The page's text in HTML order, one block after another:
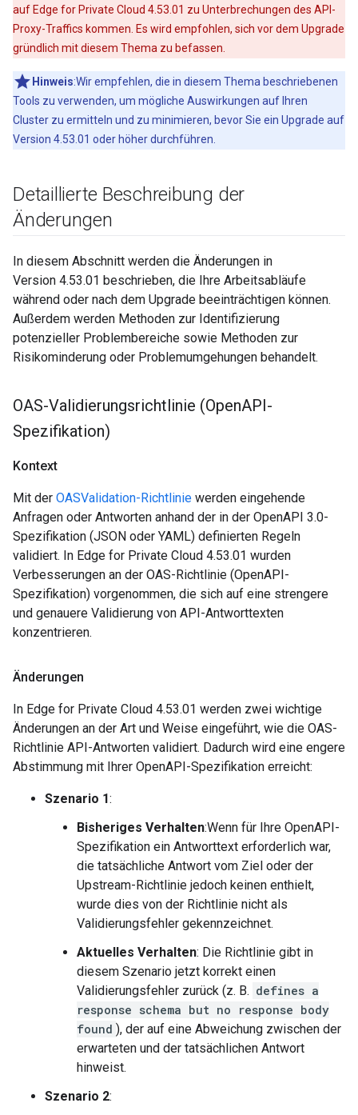
auf Edge for Private Cloud 4.53.01 zu Unterbrechungen des API-
Proxy-Traffics kommen. Es wird empfohlen, sich vor dem Upgrade
gründlich mit diesem Thema zu befassen.
Hinweis:Wir empfehlen, die in diesem Thema beschriebenen
Tools zu verwenden, um mögliche Auswirkungen auf Ihren
Cluster zu ermitteln und zu minimieren, bevor Sie ein Upgrade auf
Version 4.53.01 oder höher durchführen.
Detaillierte Beschreibung der
Änderungen
In diesem Abschnitt werden die Änderungen in
Version 4.53.01 beschrieben, die Ihre Arbeitsabläufe
während oder nach dem Upgrade beeinträchtigen können.
Außerdem werden Methoden zur Identifizierung
potenzieller Problembereiche sowie Methoden zur
Risikominderung oder Problemumgehungen behandelt.
OAS-Validierungsrichtlinie (OpenAPI-
Spezifikation)
Kontext
Mit der OASValidation-Richtlinie werden eingehende
Anfragen oder Antworten anhand der in der OpenAPI 3.0-
Spezifikation (JSON oder YAML) definierten Regeln
validiert. In Edge for Private Cloud 4.53.01 wurden
Verbesserungen an der OAS-Richtlinie (OpenAPI-
Spezifikation) vorgenommen, die sich auf eine strengere
und genauere Validierung von API-Antworttexten
konzentrieren.
Änderungen
In Edge for Private Cloud 4.53.01 werden zwei wichtige
Änderungen an der Art und Weise eingeführt, wie die OAS-
Richtlinie API-Antworten validiert. Dadurch wird eine engere
Abstimmung mit Ihrer OpenAPI-Spezifikation erreicht:
Szenario 1:
Bisheriges Verhalten:Wenn für Ihre OpenAPI-
Spezifikation ein Antworttext erforderlich war,
die tatsächliche Antwort vom Ziel oder der
Upstream-Richtlinie jedoch keinen enthielt,
wurde dies von der Richtlinie nicht als
Validierungsfehler gekennzeichnet.
Aktuelles Verhalten: Die Richtlinie gibt in
diesem Szenario jetzt korrekt einen
Validierungsfehler zurück (z. B. defines a
response schema but no response body
found ), der auf eine Abweichung zwischen der
erwarteten und der tatsächlichen Antwort
hinweist.
Szenario 2: